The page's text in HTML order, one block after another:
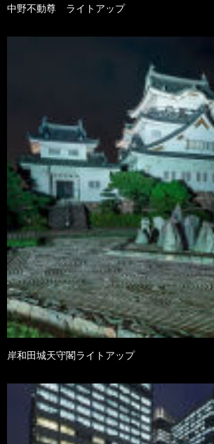
中野不動尊 ライトアップ
岸和田城天守閣ライトアップ